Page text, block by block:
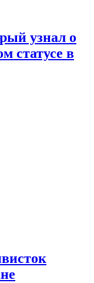
узнал о
статусе в